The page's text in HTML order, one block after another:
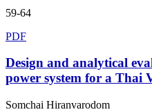
59-64
PDF
Design and analytical
power system for a Thai
Somchai Hiranvarodom